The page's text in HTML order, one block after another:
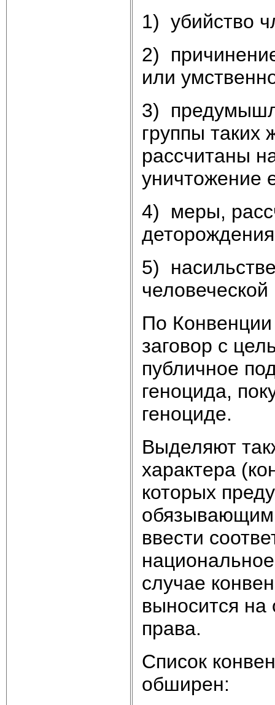
1) убийство
2)
или
3)
группы таких
рассчитаны
уничтожение
4) меры,
5)
По Конвенции
заговор с
публичное
геноцида,
геноциде.
Выделяют
характера
которых
ввести
случае
выносится на
права.
Список
обширен: